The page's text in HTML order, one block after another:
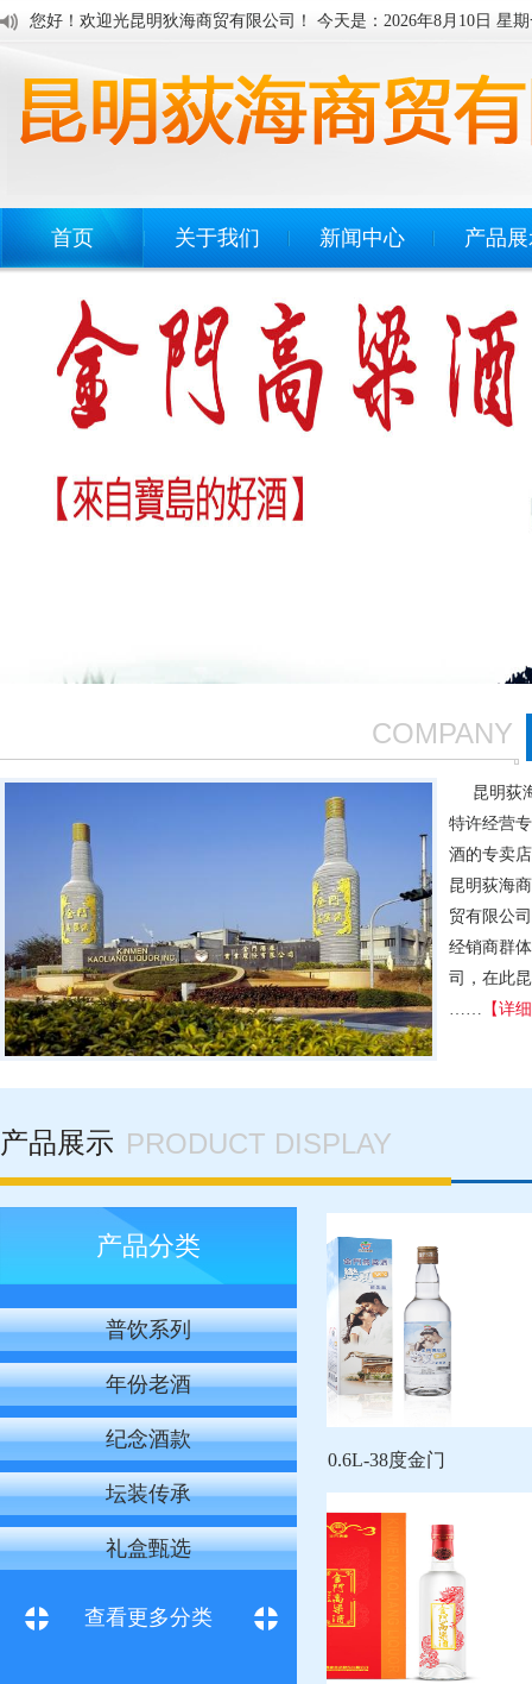
您好！欢迎光昆明狄海商贸有限公司！ 今天是： 2026年8月10日 星
首页 关于我们 新闻中心 产品
COMPANY
昆明荻海
特许经营
酒的专卖
昆明荻海
贸有限公
经销商群
司，在此
…… 【详
产品展示 PRODUCT DISPLAY
产品分类
普饮系列
年份老酒
纪念酒款
坛装传承
礼盒甄选
查看更多分类
58度金采凤金 0.6L-38度金门